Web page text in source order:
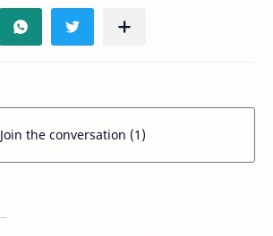
Join the conversation (1)